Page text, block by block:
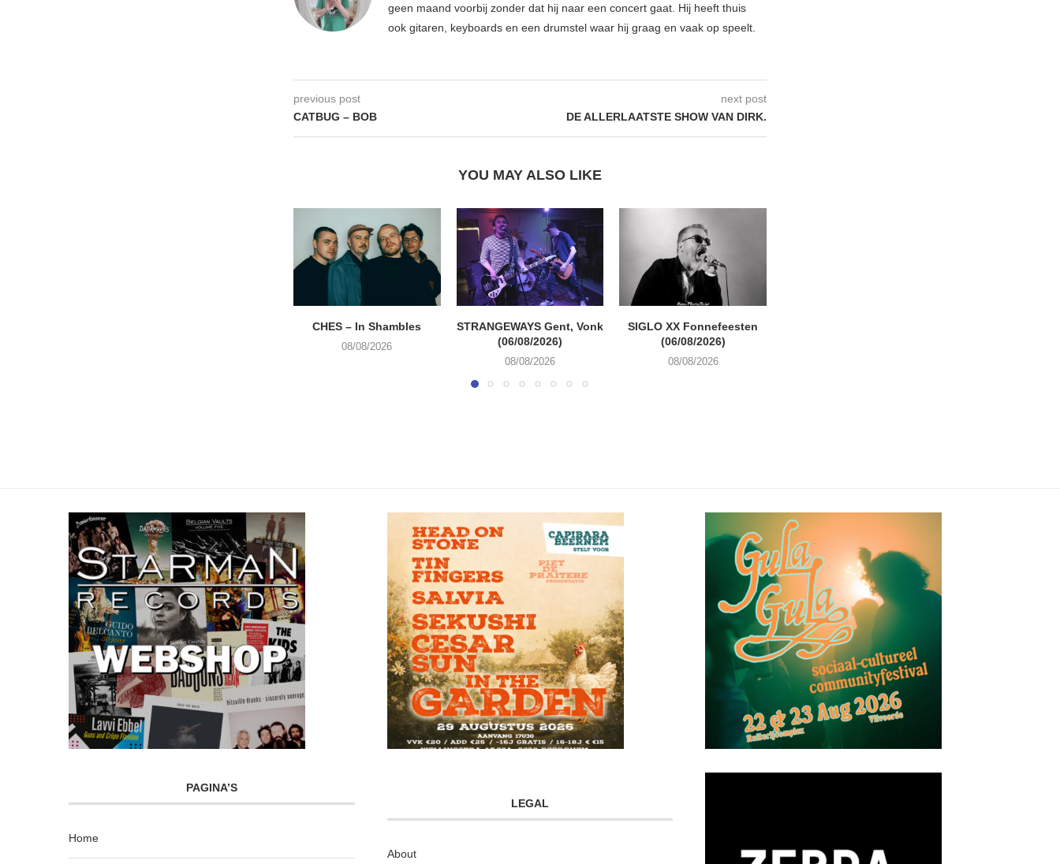
geen maand voorbij zonder dat hij naar een concert gaat. Hij heeft thuis
ook gitaren, keyboards en een drumstel waar hij graag en vaak op speelt.
previous post
CATBUG – BOB
next post
DE ALLERLAATSTE SHOW VAN DIRK.
YOU MAY ALSO LIKE
CHES – In Shambles
08/08/2026
STRANGEWAYS Gent, Vonk
(06/08/2026)
08/08/2026
SIGLO XX Fonnefeesten
(06/08/2026)
08/08/2026
PAGINA’S
Home
LEGAL
About